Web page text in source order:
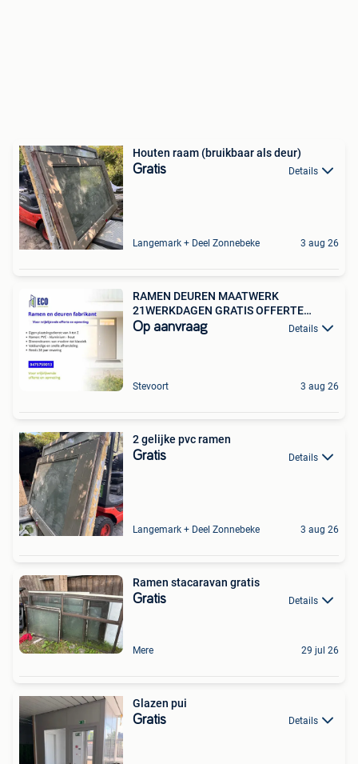
Houten raam (bruikbaar als deur)
Gratis Details
Langemark + Deel Zonnebeke 3 aug 26
RAMEN DEUREN MAATWERK
21WERKDAGEN GRATIS OFFERTE
OPMETING
Op aanvraag Details
Stevoort 3 aug 26
2 gelijke pvc ramen
Gratis Details
Langemark + Deel Zonnebeke 3 aug 26
Ramen stacaravan gratis
Gratis Details
Mere 29 jul 26
Glazen pui
Gratis Details